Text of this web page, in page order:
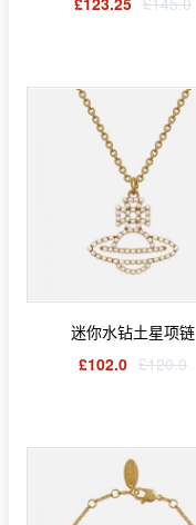
迷你水钻土星项链
£102.0 £120.0